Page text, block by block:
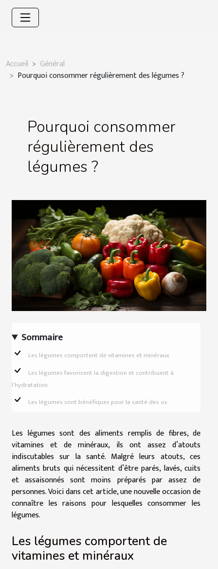
Accueil
Général
Pourquoi consommer régulièrement des légumes ?
Pourquoi consommer
régulièrement des
légumes ?
Sommaire
Les légumes comportent de vitamines et minéraux
Les légumes favorisent la digestion et contribuent à
l’hydratation
Les légumes sont bénéfiques pour la santé des os
Les légumes sont des aliments remplis de fibres, de
vitamines et de minéraux, ils ont assez d’atouts
indiscutables sur la santé. Malgré leurs atouts, ces
aliments bruts qui nécessitent d’être parés, lavés, cuits
et assaisonnés sont moins préparés par assez de
personnes. Voici dans cet article, une nouvelle occasion de
connaître les raisons pour lesquelles consommer les
légumes.
Les légumes comportent de
vitamines et minéraux